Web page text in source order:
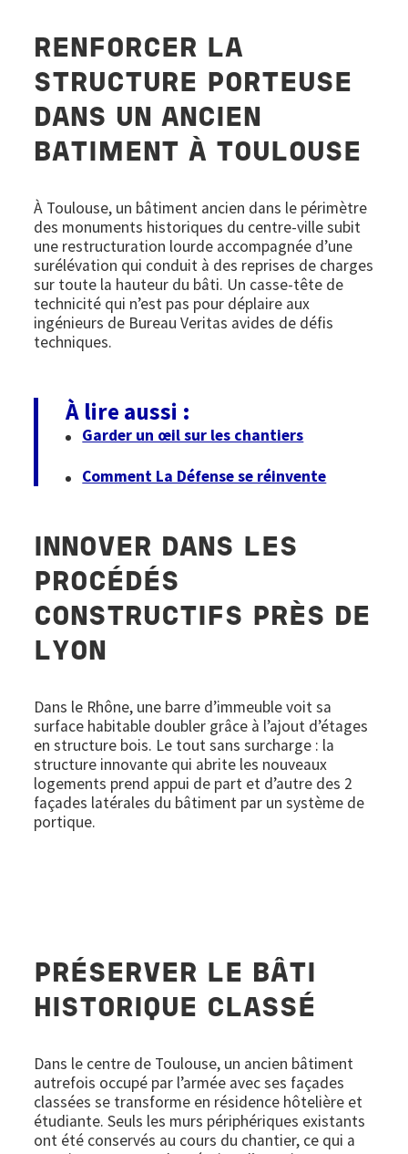
RENFORCER LA
STRUCTURE PORTEUSE
DANS UN ANCIEN
BATIMENT À TOULOUSE
À Toulouse, un bâtiment ancien dans le périmètre
des monuments historiques du centre-ville subit
une restructuration lourde accompagnée d’une
surélévation qui conduit à des reprises de charges
sur toute la hauteur du bâti. Un casse-tête de
technicité qui n’est pas pour déplaire aux
ingénieurs de Bureau Veritas avides de défis
techniques.
À lire aussi :
Garder un œil sur les chantiers
Comment La Défense se réinvente
INNOVER DANS LES
PROCÉDÉS
CONSTRUCTIFS PRÈS DE
LYON
Dans le Rhône, une barre d’immeuble voit sa
surface habitable doubler grâce à l’ajout d’étages
en structure bois. Le tout sans surcharge : la
structure innovante qui abrite les nouveaux
logements prend appui de part et d’autre des 2
façades latérales du bâtiment par un système de
portique.
PRÉSERVER LE BÂTI
HISTORIQUE CLASSÉ
Dans le centre de Toulouse, un ancien bâtiment
autrefois occupé par l’armée avec ses façades
classées se transforme en résidence hôtelière et
étudiante. Seuls les murs périphériques existants
ont été conservés au cours du chantier, ce qui a